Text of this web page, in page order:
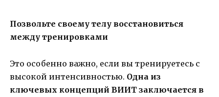
Позвольте своему телу восстановиться
между тренировками
Это особенно важно, если вы тренируетесь с
высокой интенсивностью. Одна из
ключевых концепций ВИИТ заключается в